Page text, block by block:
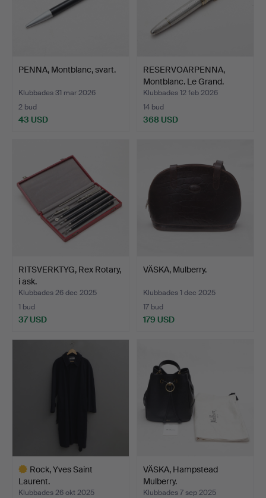
PENNA, Montblanc, svart.
Klubbades 31 mar 2026
2 bud
43 USD
RESERVOARPENNA,
Montblanc. Le Grand.
Klubbades 12 feb 2026
14 bud
368 USD
RITSVERKTYG, Rex Rotary,
i ask.
Klubbades 26 dec 2025
1 bud
37 USD
VÄSKA, Mulberry.
Klubbades 1 dec 2025
17 bud
179 USD
Rock, Yves Saint
Laurent.
Klubbades 26 okt 2025
VÄSKA, Hampstead
Mulberry.
Klubbades 7 sep 2025